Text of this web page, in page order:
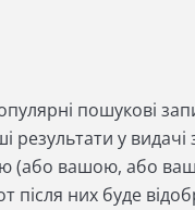
пошукові
результати у видачі
(або вашою, або
після них буде